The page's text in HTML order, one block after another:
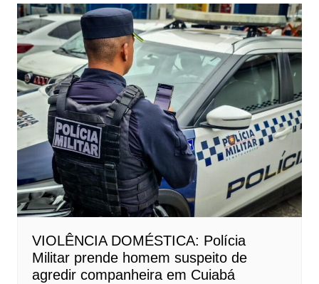
VIOLÊNCIA DOMÉSTICA: Polícia
Militar prende homem suspeito de
agredir companheira em Cuiabá